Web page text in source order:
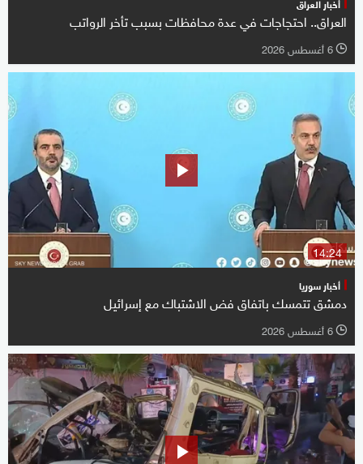
العراق.. احتجاجات في عدة محافظات بسبب تأخر الرواتب
l 6 أغسطس 2026
14:24
أخبار سوريا
دمشق تتمسك باتفاق فض الاشتباك مع إسرائيل
l 6 أغسطس 2026